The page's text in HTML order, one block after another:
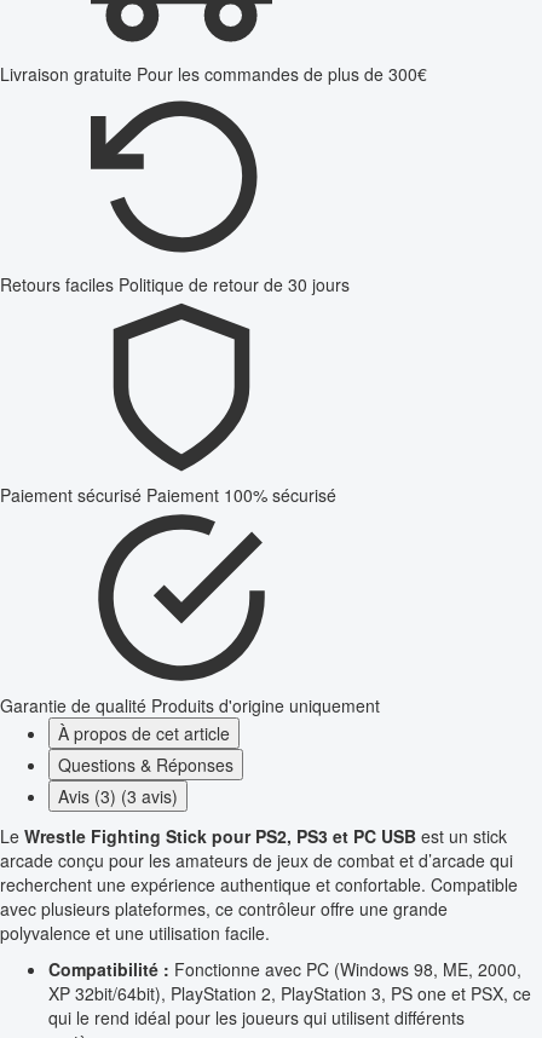
Livraison gratuite Pour les commandes de plus de 300€
Retours faciles Politique de retour de 30 jours
Paiement sécurisé Paiement 100% sécurisé
Garantie de qualité Produits d'origine uniquement
À propos de cet article
Questions & Réponses
Avis (3) (3 avis)
Le Wrestle Fighting Stick pour PS2, PS3 et PC USB est un stick
arcade conçu pour les amateurs de jeux de combat et d’arcade qui
recherchent une expérience authentique et confortable. Compatible
avec plusieurs plateformes, ce contrôleur offre une grande
polyvalence et une utilisation facile.
Compatibilité : Fonctionne avec PC (Windows 98, ME, 2000,
XP 32bit/64bit), PlayStation 2, PlayStation 3, PS one et PSX, ce
qui le rend idéal pour les joueurs qui utilisent différents